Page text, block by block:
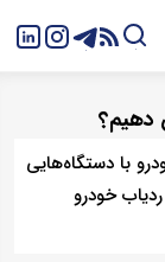
دهیم؟
با دستگاه‌هایی
خودرو